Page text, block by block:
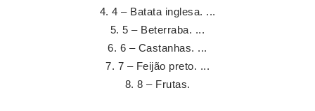
4 – Batata inglesa. ...
5 – Beterraba. ...
6 – Castanhas. ...
7 – Feijão preto. ...
8 – Frutas.